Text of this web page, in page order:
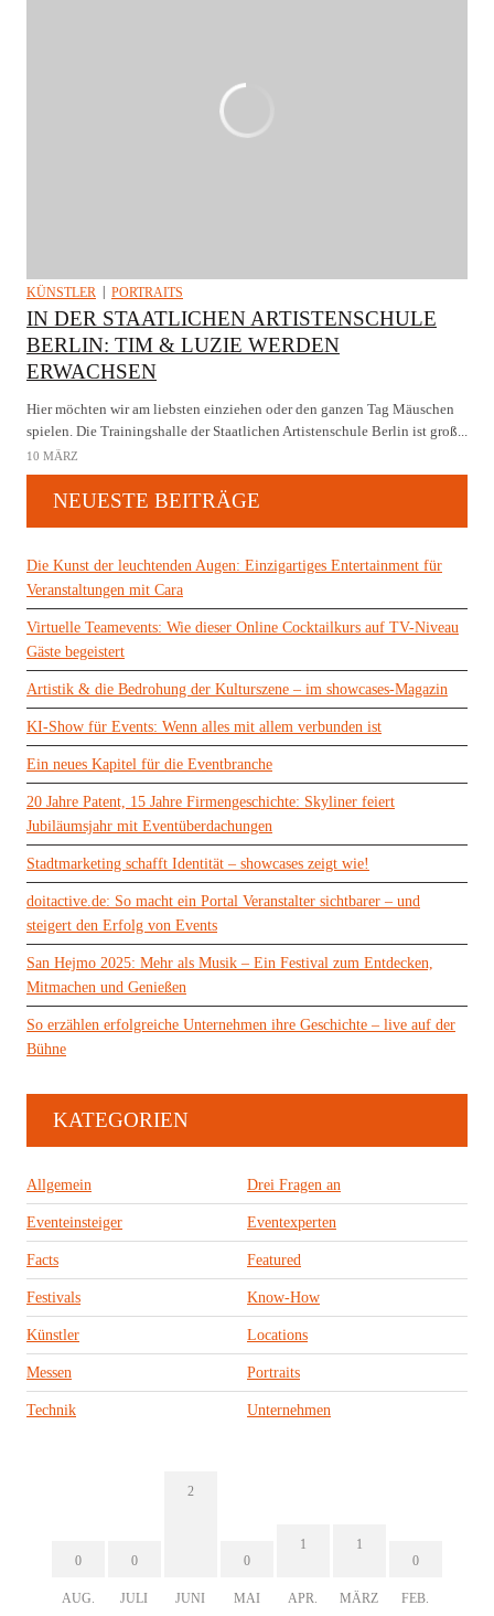
KÜNSTLER PORTRAITS
IN DER STAATLICHEN ARTISTENSCHULE
BERLIN: TIM & LUZIE WERDEN
ERWACHSEN
Hier möchten wir am liebsten einziehen oder den ganzen Tag Mäuschen
spielen. Die Trainingshalle der Staatlichen Artistenschule Berlin ist groß...
10 MÄRZ
NEUESTE BEITRÄGE
Die Kunst der leuchtenden Augen: Einzigartiges Entertainment für
Veranstaltungen mit Cara
Virtuelle Teamevents: Wie dieser Online Cocktailkurs auf TV-Niveau
Gäste begeistert
Artistik & die Bedrohung der Kulturszene – im showcases-Magazin
KI-Show für Events: Wenn alles mit allem verbunden ist
Ein neues Kapitel für die Eventbranche
20 Jahre Patent, 15 Jahre Firmengeschichte: Skyliner feiert
Jubiläumsjahr mit Eventüberdachungen
Stadtmarketing schafft Identität – showcases zeigt wie!
doitactive.de: So macht ein Portal Veranstalter sichtbarer – und
steigert den Erfolg von Events
San Hejmo 2025: Mehr als Musik – Ein Festival zum Entdecken,
Mitmachen und Genießen
So erzählen erfolgreiche Unternehmen ihre Geschichte – live auf der
Bühne
KATEGORIEN
Allgemein Drei Fragen an
Eventeinsteiger Eventexperten
Facts Featured
Festivals Know-How
Künstler Locations
Messen Portraits
Technik Unternehmen
0
AUG.
0
JULI
2
JUNI
0
MAI
1
APR.
1
MÄRZ
0
FEB.